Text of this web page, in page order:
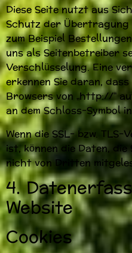
Diese Seite nutzt aus
Schutz der
zum Beispiel
uns als Seitenbetreiber
Verschlüsselung. Eine
erkennen Sie daran,
Browsers von „http://“
an dem Schloss-Symbol
Wenn die SSL- bzw.
ist, können die Daten,
nicht von Dritten
4.
Website
Cookies